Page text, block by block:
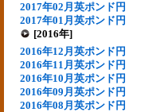
2017年02月英ポンド円
2017年01月英ポンド円
[2016年]
2016年12月英ポンド円
2016年11月英ポンド円
2016年10月英ポンド円
2016年09月英ポンド円
2016年08月英ポンド円